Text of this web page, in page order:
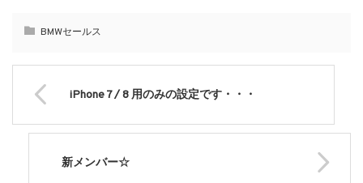
BMWセールス
iPhone 7 / 8 用のみの設定です・・・
新メンバー☆